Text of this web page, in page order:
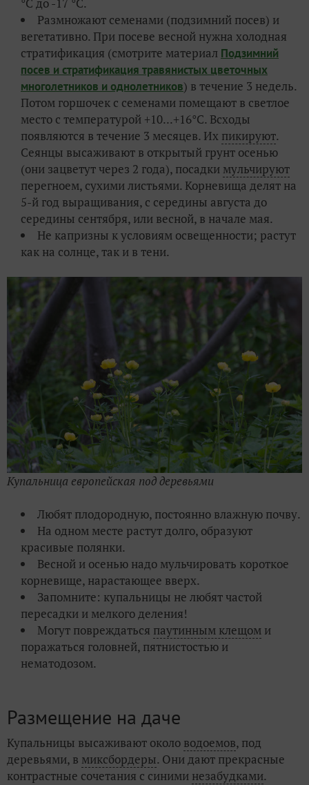
°С до -17 °С.
Размножают семенами (подзимний посев) и
вегетативно. При посеве весной нужна холодная
стратификация (смотрите материал Подзимний
посев и стратификация травянистых цветочных
многолетников и однолетников) в течение 3 недель.
Потом горшочек с семенами помещают в светлое
место с температурой +10...+16°С. Всходы
появляются в течение 3 месяцев. Их пикируют.
Сеянцы высаживают в открытый грунт осенью
(они зацветут через 2 года), посадки мульчируют
перегноем, сухими листьями. Корневища делят на
5-й год выращивания, с середины августа до
середины сентября, или весной, в начале мая.
Не капризны к условиям освещенности; растут
как на солнце, так и в тени.
Купальница европейская под деревьями
Любят плодородную, постоянно влажную почву.
На одном месте растут долго, образуют
красивые полянки.
Весной и осенью надо мульчировать короткое
корневище, нарастающее вверх.
Запомните: купальницы не любят частой
пересадки и мелкого деления!
Могут повреждаться паутинным клещом и
поражаться головней, пятнистостью и
нематодозом.
Размещение на даче
Купальницы высаживают около водоемов, под
деревьями, в миксбордеры. Они дают прекрасные
контрастные сочетания с синими незабудками.